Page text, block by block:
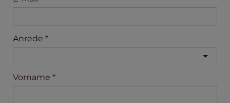
Anrede
Vorname